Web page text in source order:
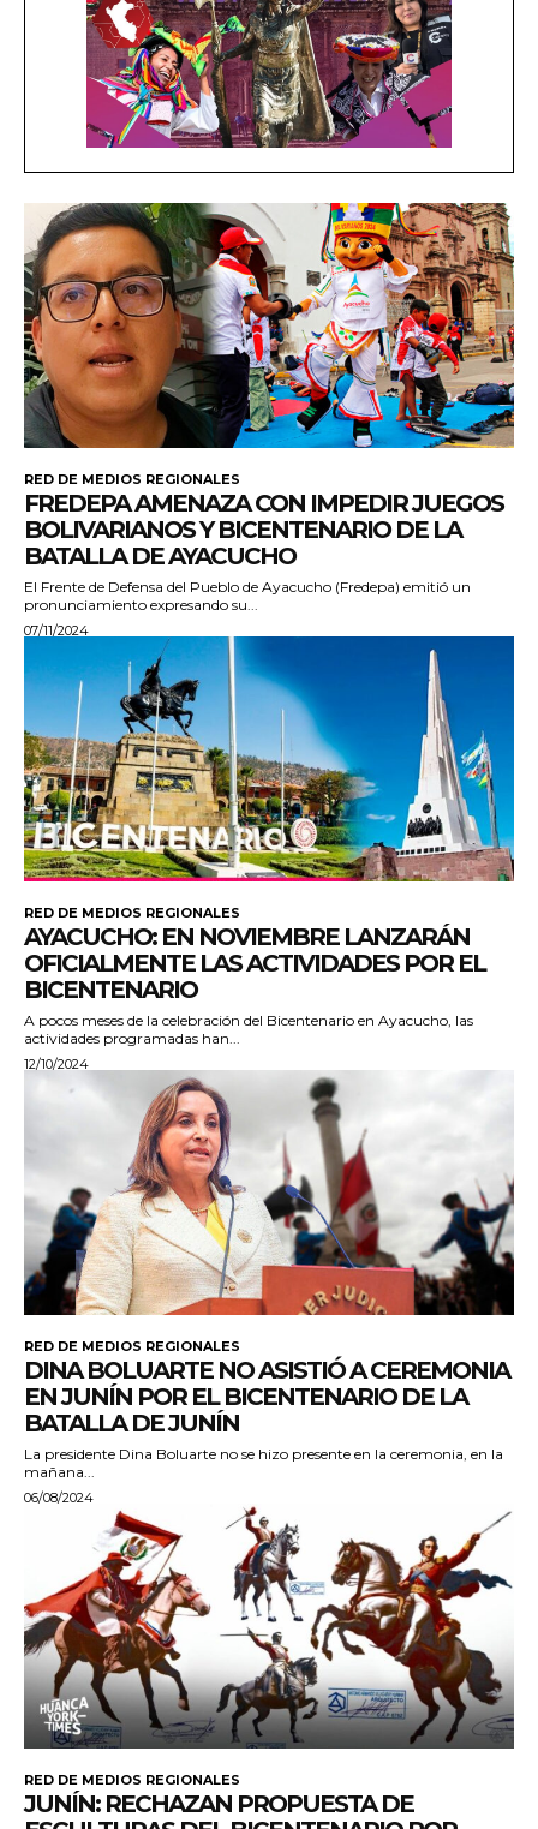
RED DE MEDIOS REGIONALES
FREDEPA AMENAZA CON IMPEDIR JUEGOS
BOLIVARIANOS Y BICENTENARIO DE LA
BATALLA DE AYACUCHO
El Frente de Defensa del Pueblo de Ayacucho (Fredepa) emitió un
pronunciamiento expresando su...
07/11/2024
RED DE MEDIOS REGIONALES
AYACUCHO: EN NOVIEMBRE LANZARÁN
OFICIALMENTE LAS ACTIVIDADES POR EL
BICENTENARIO
A pocos meses de la celebración del Bicentenario en Ayacucho, las
actividades programadas han...
12/10/2024
RED DE MEDIOS REGIONALES
DINA BOLUARTE NO ASISTIÓ A CEREMONIA
EN JUNÍN POR EL BICENTENARIO DE LA
BATALLA DE JUNÍN
La presidente Dina Boluarte no se hizo presente en la ceremonia, en la
mañana...
06/08/2024
RED DE MEDIOS REGIONALES
JUNÍN: RECHAZAN PROPUESTA DE